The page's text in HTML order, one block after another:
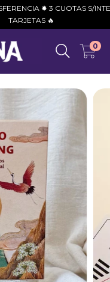
✸ 3 CUOTAS S/INTERÉS
🔥
0